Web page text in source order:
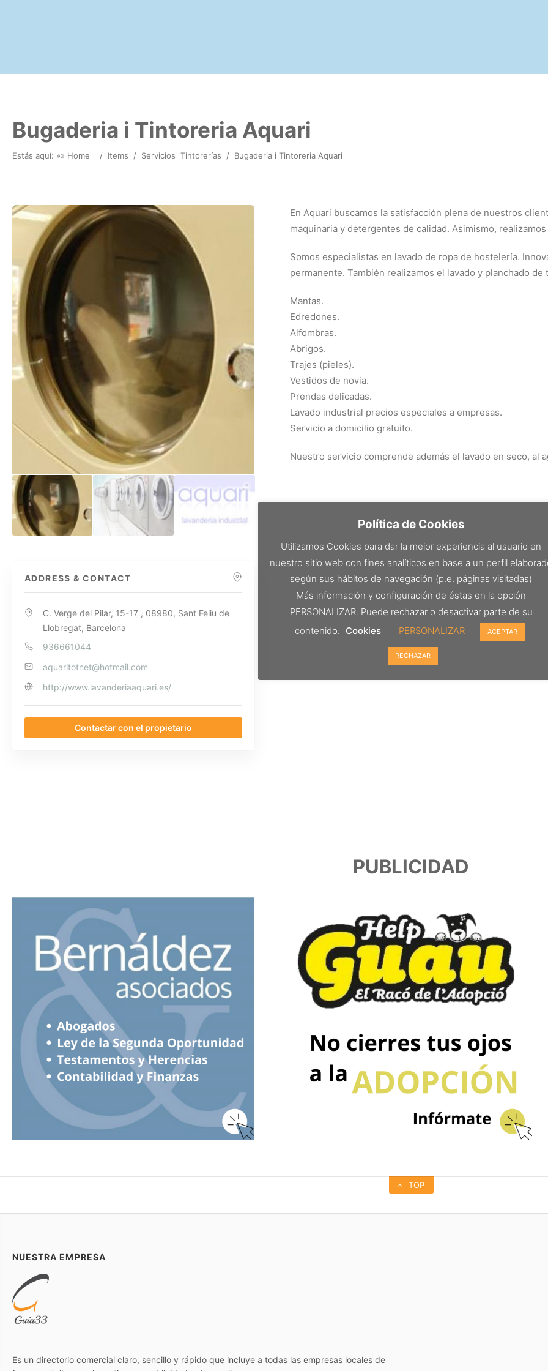
Bugaderia i Tintoreria Aquari
Estás aquí: »» Home / Items / Servicios Tintorerías / Bugaderia i Tintoreria Aquari
ADDRESS & CONTACT
C. Verge del Pilar, 15-17 , 08980, Sant Feliu de
Llobregat, Barcelona
936661044
aquaritotnet@hotmail.com
http://www.lavanderiaaquari.es/
Contactar con el propietario
En Aquari buscamos la satisfacción plena de nuestros
maquinaria y detergentes de calidad. Asimismo,
Somos especialistas en lavado de ropa de hostelería.
permanente. También realizamos el lavado y planchado
Mantas.
Edredones.
Alfombras.
Abrigos.
Trajes (pieles).
Vestidos de novia.
Prendas delicadas.
Lavado industrial precios especiales a empresas.
Servicio a domicilio gratuito.
Nuestro servicio comprende además el lavado en seco, al
PUBLICIDAD
TOP
NUESTRA EMPRESA
Es un directorio comercial claro, sencillo y rápido que incluye a todas las empresas locales de
Política de Cookies
Utilizamos Cookies para dar la mejor experiencia al usuario en
nuestro sitio web con fines analíticos en base a un perfil
según sus hábitos de navegación (p.e. páginas visitadas)
Más información y configuración de éstas en la opción
PERSONALIZAR. Puede rechazar o desactivar parte de su
contenido. Cookies PERSONALIZAR ACEPTAR
RECHAZAR